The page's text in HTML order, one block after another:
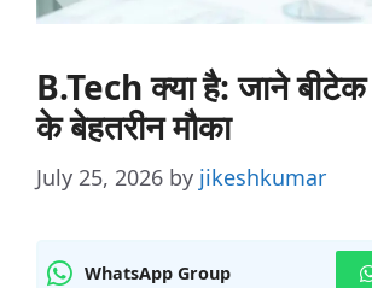
B.Tech क्या है: जाने
के बेहतरीन मौका
July 25, 2026 by jikeshkumar
WhatsApp Group